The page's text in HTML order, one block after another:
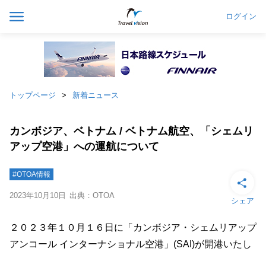
ログイン
トップページ 新着ニュース
カンボジア、ベトナム / ベトナム航空、「シェムリ
アップ空港」への運航について
#OTOA情報
2023年10月10日 出典：OTOA
シェア
２０２３年１０月１６日に「カンボジア・シェムリアップ
アンコール インターナショナル空港」(SAI)が開港いたし